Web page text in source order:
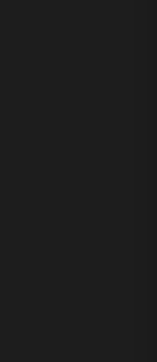
tout son sens. Les
une routine
olfactive du
par rapport à
Acqua di
chez Armani, le choix
trois types
(parfum +
produits corps), et le